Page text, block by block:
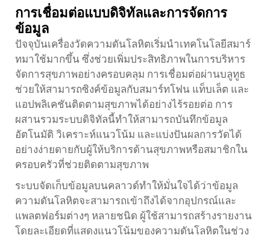
การเชื่อมต่อแบบดิจิทัลและการจัดการ
ข้อมูล
ปัจจุบันเครื่องวัดความดันโลหิตเริ่มนำเทคโนโลยีสมาร์
ทมาใช้มากขึ้น ซึ่งช่วยเพิ่มประสิทธิภาพในการบริหาร
จัดการสุขภาพอย่างครอบคลุม การเชื่อมต่อผ่านบลูทูธ
ช่วยให้สามารถซิงค์ข้อมูลกับสมาร์ทโฟน แท็บเล็ต และ
แอปพลิเคชันติดตามสุขภาพได้อย่างไร้รอยต่อ การ
ผสานรวมระบบดิจิทัลนี้ทำให้สามารถบันทึกข้อมูล
อัตโนมัติ วิเคราะห์แนวโน้ม และแบ่งปันผลการวัดได้
อย่างง่ายดายกับผู้ให้บริการด้านสุขภาพหรือสมาชิกใน
ครอบครัวที่ช่วยติดตามสุขภาพ
ระบบจัดเก็บข้อมูลบนคลาวด์ทำให้มั่นใจได้ว่าข้อมูล
ความดันโลหิตจะสามารถเข้าถึงได้จากอุปกรณ์และ
แพลตฟอร์มต่างๆ หลายชนิด ผู้ใช้สามารถสร้างรายงาน
โดยละเอียดที่แสดงแนวโน้มของความดันโลหิตในช่วง